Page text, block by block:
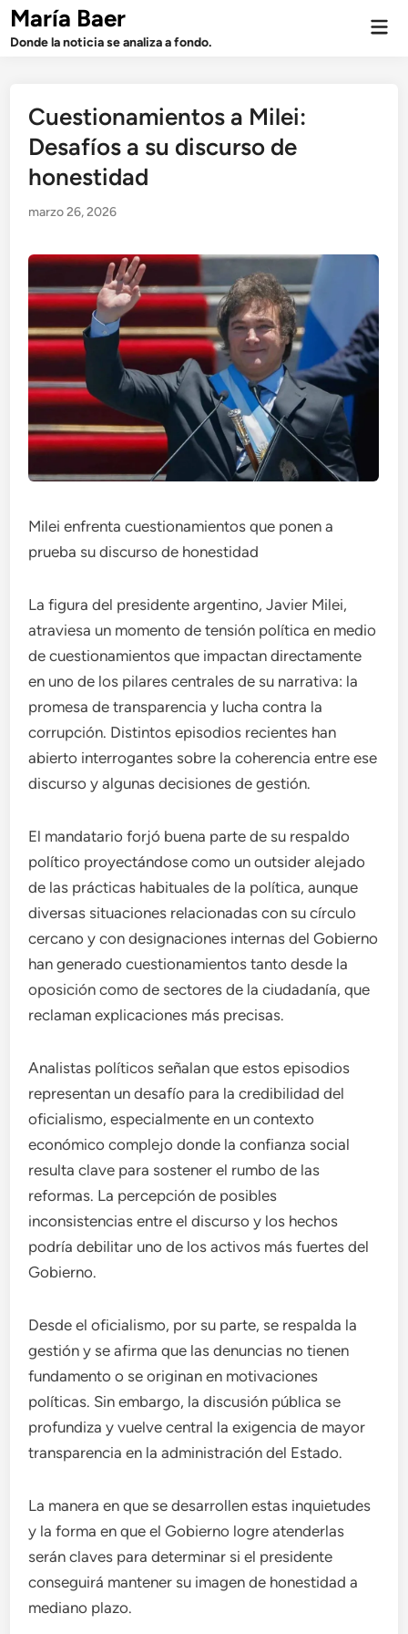
Saltar
contenido
María Baer
Donde la noticia se analiza a fondo.
Cuestionamientos a Milei:
Desafíos a su discurso de
honestidad
marzo 26, 2026
Milei enfrenta cuestionamientos que ponen a
prueba su discurso de honestidad
La figura del presidente argentino, Javier Milei,
atraviesa un momento de tensión política en medio
de cuestionamientos que impactan directamente
en uno de los pilares centrales de su narrativa: la
promesa de transparencia y lucha contra la
corrupción. Distintos episodios recientes han
abierto interrogantes sobre la coherencia entre ese
discurso y algunas decisiones de gestión.
El mandatario forjó buena parte de su respaldo
político proyectándose como un outsider alejado
de las prácticas habituales de la política, aunque
diversas situaciones relacionadas con su círculo
cercano y con designaciones internas del Gobierno
han generado cuestionamientos tanto desde la
oposición como de sectores de la ciudadanía, que
reclaman explicaciones más precisas.
Analistas políticos señalan que estos episodios
representan un desafío para la credibilidad del
oficialismo, especialmente en un contexto
económico complejo donde la confianza social
resulta clave para sostener el rumbo de las
reformas. La percepción de posibles
inconsistencias entre el discurso y los hechos
podría debilitar uno de los activos más fuertes del
Gobierno.
Desde el oficialismo, por su parte, se respalda la
gestión y se afirma que las denuncias no tienen
fundamento o se originan en motivaciones
políticas. Sin embargo, la discusión pública se
profundiza y vuelve central la exigencia de mayor
transparencia en la administración del Estado.
La manera en que se desarrollen estas inquietudes
y la forma en que el Gobierno logre atenderlas
serán claves para determinar si el presidente
conseguirá mantener su imagen de honestidad a
mediano plazo.